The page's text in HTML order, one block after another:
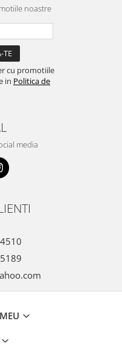
noastre
cu promotiile
in Politica de
media